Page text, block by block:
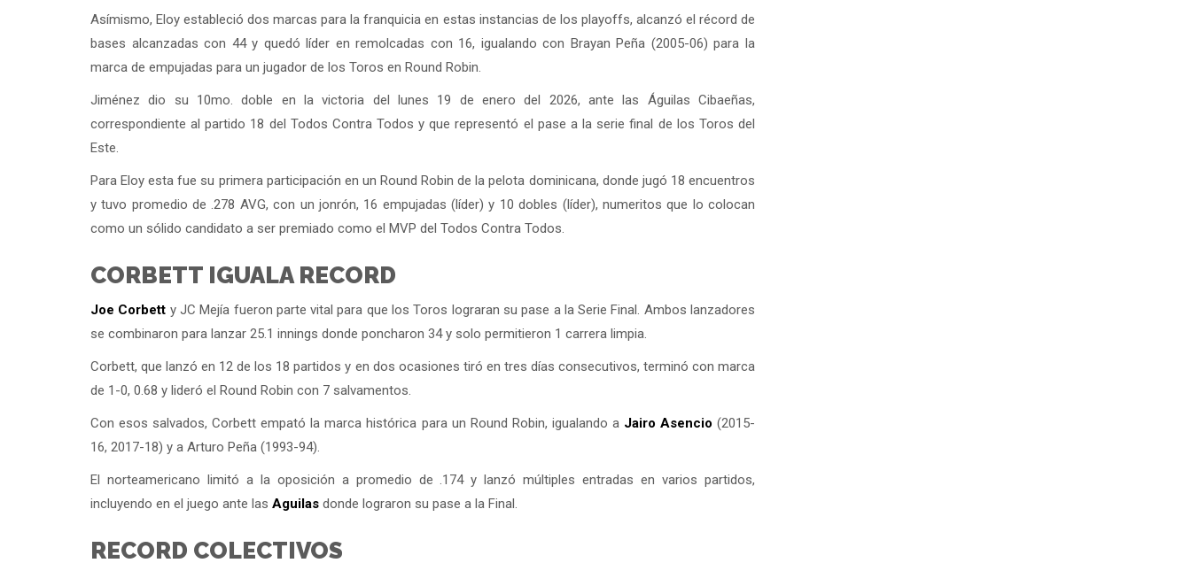
Asímismo, Eloy estableció dos marcas para la franquicia en estas instancias de los playoffs, alcanzó el récord de
bases alcanzadas con 44 y quedó líder en remolcadas con 16, igualando con Brayan Peña (2005-06) para la
marca de empujadas para un jugador de los Toros en Round Robin.
Jiménez dio su 10mo. doble en la victoria del lunes 19 de enero del 2026, ante las Águilas Cibaeñas,
correspondiente al partido 18 del Todos Contra Todos y que representó el pase a la serie final de los Toros del
Este.
Para Eloy esta fue su primera participación en un Round Robin de la pelota dominicana, donde jugó 18 encuentros
y tuvo promedio de .278 AVG, con un jonrón, 16 empujadas (líder) y 10 dobles (líder), numeritos que lo colocan
como un sólido candidato a ser premiado como el MVP del Todos Contra Todos.
CORBETT IGUALA RECORD
Joe Corbett y JC Mejía fueron parte vital para que los Toros lograran su pase a la Serie Final. Ambos lanzadores
se combinaron para lanzar 25.1 innings donde poncharon 34 y solo permitieron 1 carrera limpia.
Corbett, que lanzó en 12 de los 18 partidos y en dos ocasiones tiró en tres días consecutivos, terminó con marca
de 1-0, 0.68 y lideró el Round Robin con 7 salvamentos.
Con esos salvados, Corbett empató la marca histórica para un Round Robin, igualando a Jairo Asencio (2015-
16, 2017-18) y a Arturo Peña (1993-94).
El norteamericano limitó a la oposición a promedio de .174 y lanzó múltiples entradas en varios partidos,
incluyendo en el juego ante las Aguilas donde lograron su pase a la Final.
RECORD COLECTIVOS